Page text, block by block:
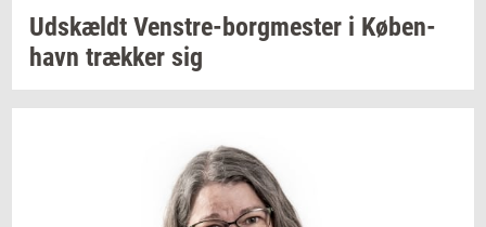
Ud­skældt Venstre-​borgmester i Kø­ben­
havn træk­ker sig